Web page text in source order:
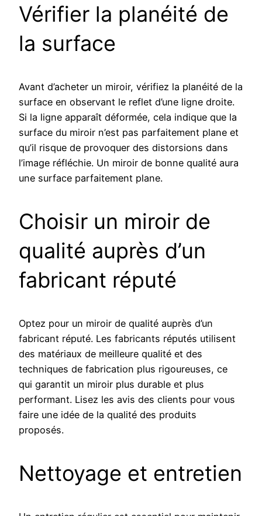
Vérifier la planéité de
la surface
Avant d’acheter un miroir, vérifiez la planéité de la
surface en observant le reflet d’une ligne droite.
Si la ligne apparaît déformée, cela indique que la
surface du miroir n’est pas parfaitement plane et
qu’il risque de provoquer des distorsions dans
l’image réfléchie. Un miroir de bonne qualité aura
une surface parfaitement plane.
Choisir un miroir de
qualité auprès d’un
fabricant réputé
Optez pour un miroir de qualité auprès d’un
fabricant réputé. Les fabricants réputés utilisent
des matériaux de meilleure qualité et des
techniques de fabrication plus rigoureuses, ce
qui garantit un miroir plus durable et plus
performant. Lisez les avis des clients pour vous
faire une idée de la qualité des produits
proposés.
Nettoyage et entretien